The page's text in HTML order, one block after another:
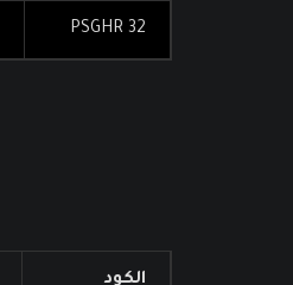
PSGHR 32
الكود